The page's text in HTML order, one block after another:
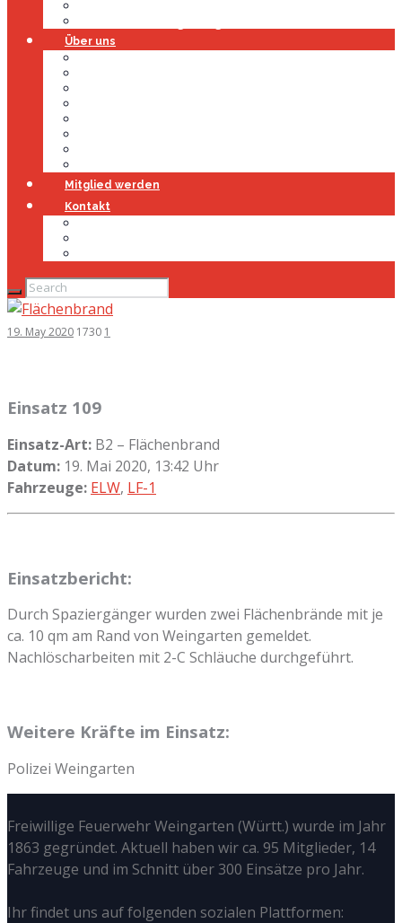
Über uns
Mitglied werden
Kontakt
19. May 2020 1730 1
Einsatz 109
Einsatz-Art: B2 – Flächenbrand
Datum: 19. Mai 2020, 13:42 Uhr
Fahrzeuge: ELW, LF-1
Einsatzbericht:
Durch Spaziergänger wurden zwei Flächenbrände mit je
ca. 10 qm am Rand von Weingarten gemeldet.
Nachlöscharbeiten mit 2-C Schläuche durchgeführt.
Weitere Kräfte im Einsatz:
Polizei Weingarten
Freiwillige Feuerwehr Weingarten (Württ.) wurde im Jahr
1863 gegründet. Aktuell haben wir ca. 95 Mitglieder, 14
Fahrzeuge und im Schnitt über 300 Einsätze pro Jahr.
Ihr findet uns auf folgenden sozialen Plattformen: